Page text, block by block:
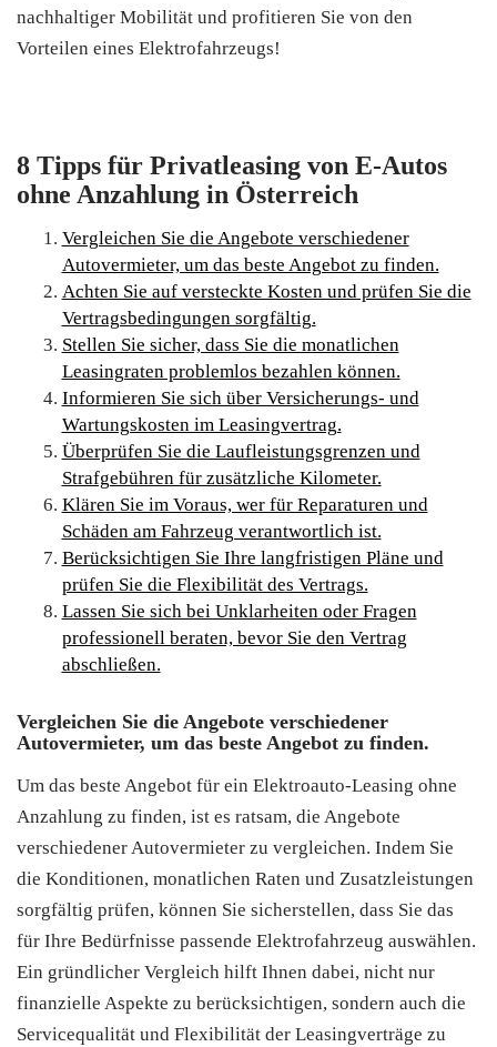
nachhaltiger Mobilität und profitieren Sie von den
Vorteilen eines Elektrofahrzeugs!
8 Tipps für Privatleasing von E-Autos
ohne Anzahlung in Österreich
Vergleichen Sie die Angebote verschiedener
Autovermieter, um das beste Angebot zu finden.
Achten Sie auf versteckte Kosten und prüfen Sie die
Vertragsbedingungen sorgfältig.
Stellen Sie sicher, dass Sie die monatlichen
Leasingraten problemlos bezahlen können.
Informieren Sie sich über Versicherungs- und
Wartungskosten im Leasingvertrag.
Überprüfen Sie die Laufleistungsgrenzen und
Strafgebühren für zusätzliche Kilometer.
Klären Sie im Voraus, wer für Reparaturen und
Schäden am Fahrzeug verantwortlich ist.
Berücksichtigen Sie Ihre langfristigen Pläne und
prüfen Sie die Flexibilität des Vertrags.
Lassen Sie sich bei Unklarheiten oder Fragen
professionell beraten, bevor Sie den Vertrag
abschließen.
Vergleichen Sie die Angebote verschiedener
Autovermieter, um das beste Angebot zu finden.
Um das beste Angebot für ein Elektroauto-Leasing ohne
Anzahlung zu finden, ist es ratsam, die Angebote
verschiedener Autovermieter zu vergleichen. Indem Sie
die Konditionen, monatlichen Raten und Zusatzleistungen
sorgfältig prüfen, können Sie sicherstellen, dass Sie das
für Ihre Bedürfnisse passende Elektrofahrzeug auswählen.
Ein gründlicher Vergleich hilft Ihnen dabei, nicht nur
finanzielle Aspekte zu berücksichtigen, sondern auch die
Servicequalität und Flexibilität der Leasingverträge zu